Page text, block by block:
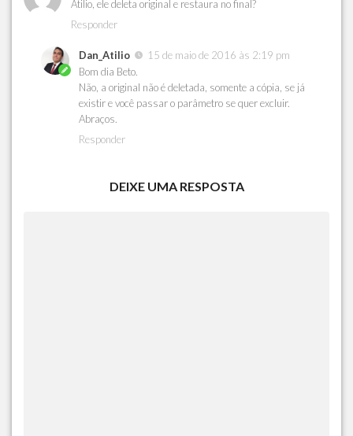
Atilio, ele deleta original e restaura no final?
Responder
Dan_Atilio
15 de maio de 2016 às 2:19 pm
Bom dia Beto.
Não, a original não é deletada, somente a cópia, se já
existir e você passar o parâmetro se quer excluir.
Abraços.
Responder
DEIXE UMA RESPOSTA